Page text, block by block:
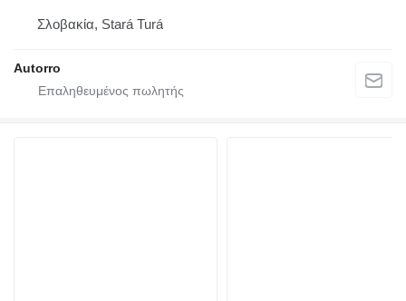
Σλοβακία, Stará Turá
Autorro